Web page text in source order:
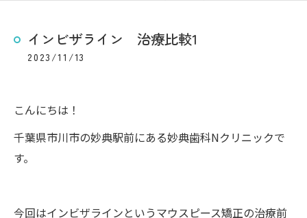
インビザライン 治療比較1
2023/11/13
こんにちは！
千葉県市川市の妙典駅前にある妙典歯科Nクリニックで
す。
今回はインビザラインというマウスピース矯正の治療前